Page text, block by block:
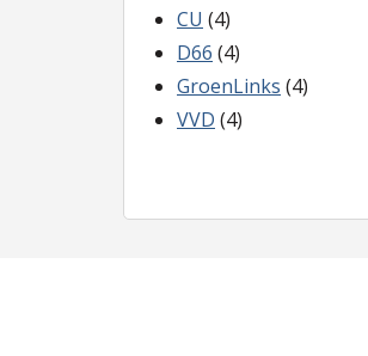
CU (4)
D66 (4)
GroenLinks (4)
VVD (4)